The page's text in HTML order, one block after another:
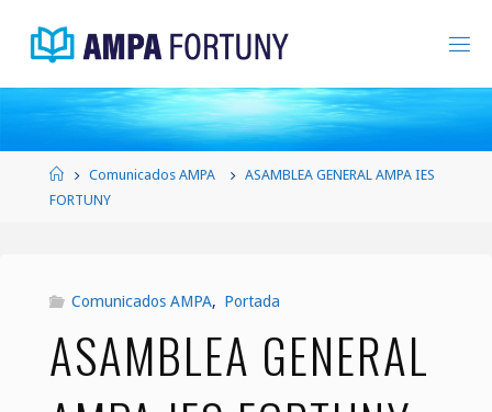
contenido
Página
de
Comunicados AMPA
ASAMBLEA GENERAL AMPA IES
FORTUNY
Comunicados AMPA, Portada
ASAMBLEA GENERAL